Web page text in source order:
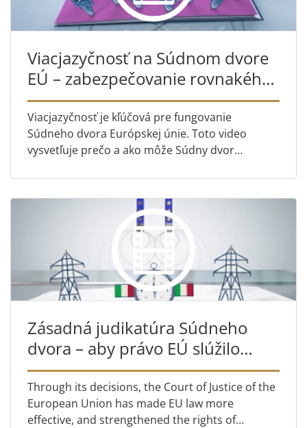
Viacjazyčnosť na Súdnom dvore
EÚ – zabezpečovanie rovnakého
prístupu k spravodlivosti
Viacjazyčnosť je kľúčová pre fungovanie
Súdneho dvora Európskej únie. Toto video
vysvetľuje prečo a ako môže Súdny dvor
Zásadná judikatúra Súdneho
dvora – aby právo EÚ slúžilo
občanom
Through its decisions, the Court of Justice of the
European Union has made EU law more
effective, and strengthened the rights of